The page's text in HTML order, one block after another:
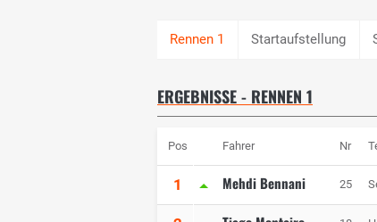
Startaufstellung
ERGEBNISSE - RENNEN 1
Pos Fahrer Nr
1 Mehdi Bennani 25